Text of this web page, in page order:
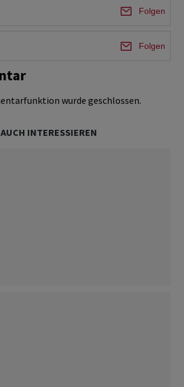
Folgen
Folgen
wurde geschlossen.
INTERESSIEREN